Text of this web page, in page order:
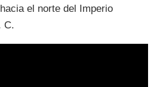
el norte del Imperio
C.